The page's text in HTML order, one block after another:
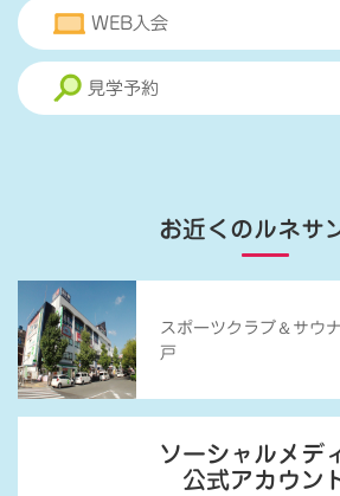
WEB入会
見学予約
お近くのルネサ
スポーツクラブ ＆ サウ
戸
ソーシャルメデ
公式アカウン